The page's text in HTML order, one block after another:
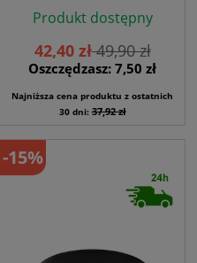
Produkt dostępny
42,40 zł49,90 zł
Oszczędzasz: 7,50 zł
Najniższa cena produktu z ostatnich
30 dni:37,92 zł
-15%